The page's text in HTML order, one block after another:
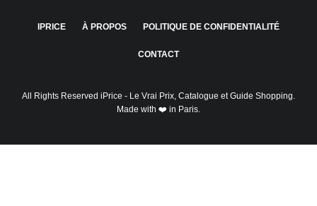
IPRICE À PROPOS POLITIQUE DE CONFIDENTIALITÉ
CONTACT
All Rights Reserved iPrice - Le Vrai Prix, Catalogue et Guide Shopping.
Made with ❤️ in Paris.